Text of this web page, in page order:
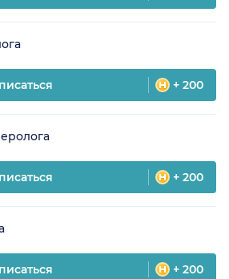
+ 200
+ 200
+ 200